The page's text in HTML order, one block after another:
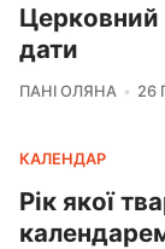
Церковний
дати
ПАНІ ОЛЯНА 26
КАЛЕНДАР
Рік якої